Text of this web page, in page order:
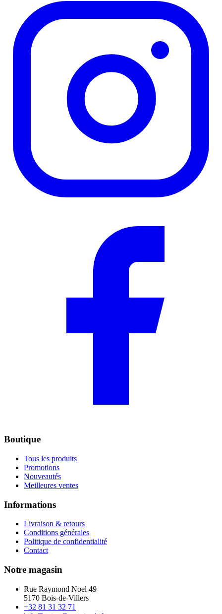
Boutique
Tous les produits
Promotions
Nouveautés
Meilleures ventes
Informations
Livraison & retours
Conditions générales
Politique de confidentialité
Contact
Notre magasin
Rue Raymond Noel 49
5170 Bois-de-Villers
+32 81 31 32 71